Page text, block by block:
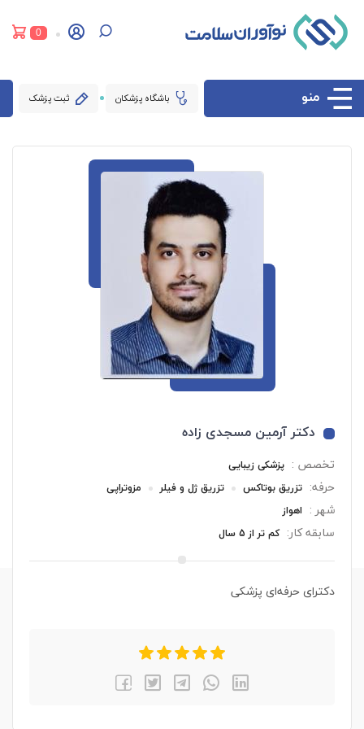
0
منو باشگاه پزشکان ثبت پزشک
دکتر آرمین مسجدی زاده
تخصص : پزشکی زیبایی
حرفه: تزریق بوتاکس تزریق ژل و فیلر مزوتراپی
شهر : اهواز
سابقه کار: کم تر از 5 سال
دکترای حرفه‌ای پزشکی